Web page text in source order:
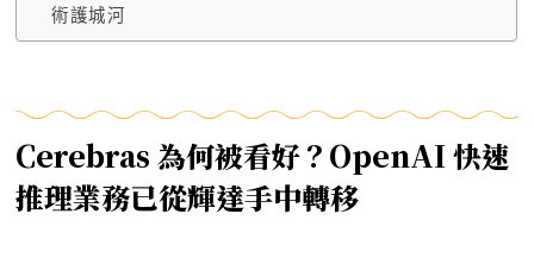
術護城河
Cerebras 為何被看好？OpenAI 快速
推理業務已從輝達手中轉移